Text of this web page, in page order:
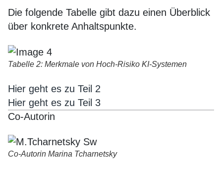
Die folgende Tabelle gibt dazu einen Überblick
über konkrete Anhaltspunkte.
Tabelle 2: Merkmale von Hoch-Risiko KI-Systemen
Hier geht es zu Teil 2
Hier geht es zu Teil 3
Co-Autorin
Co-Autorin Marina Tcharnetsky